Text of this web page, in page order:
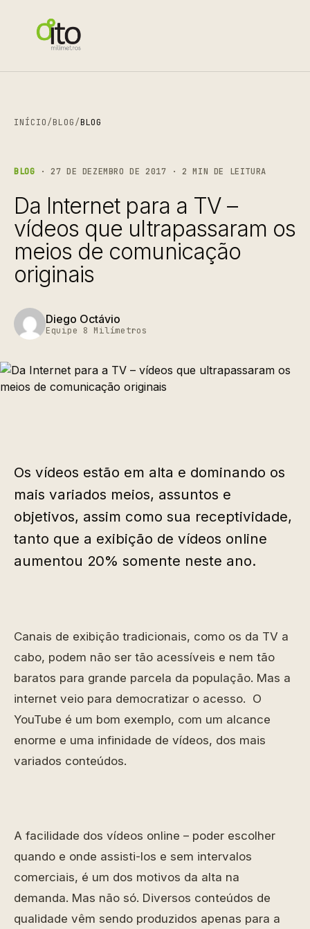
INÍCIO/BLOG/BLOG
BLOG · 27 DE DEZEMBRO DE 2017 · 2 MIN DE LEITURA
Da Internet para a TV –
vídeos que ultrapassaram os
meios de comunicação
originais
Diego Octávio
Equipe 8 Milímetros
Os vídeos estão em alta e dominando os
mais variados meios, assuntos e
objetivos, assim como sua receptividade,
tanto que a exibição de vídeos online
aumentou 20% somente neste ano.
Canais de exibição tradicionais, como os da TV a
cabo, podem não ser tão acessíveis e nem tão
baratos para grande parcela da população. Mas a
internet veio para democratizar o acesso. O
YouTube é um bom exemplo, com um alcance
enorme e uma infinidade de vídeos, dos mais
variados conteúdos.
A facilidade dos vídeos online – poder escolher
quando e onde assisti-los e sem intervalos
comerciais, é um dos motivos da alta na
demanda. Mas não só. Diversos conteúdos de
qualidade vêm sendo produzidos apenas para a